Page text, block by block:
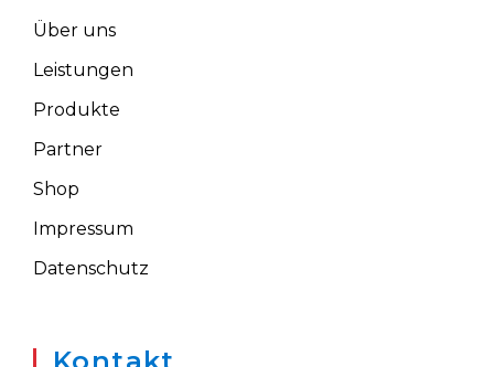
Über uns
Leistungen
Produkte
Partner
Shop
Impressum
Datenschutz